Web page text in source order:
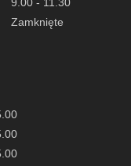
Zamknięte